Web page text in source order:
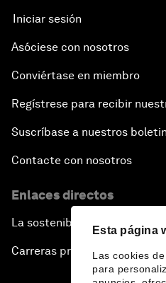
Esta página
Las cookies
para
Iniciar sesión
Asóciese con nosotros
Conviértase en miembro
Regístrese para recibir
Suscríbase a nuestros
Contacte con nosotros
Enlaces directos
La sostenibilidad en el Foro
Carreras profesionales